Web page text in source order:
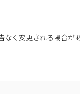
く変更される場合が